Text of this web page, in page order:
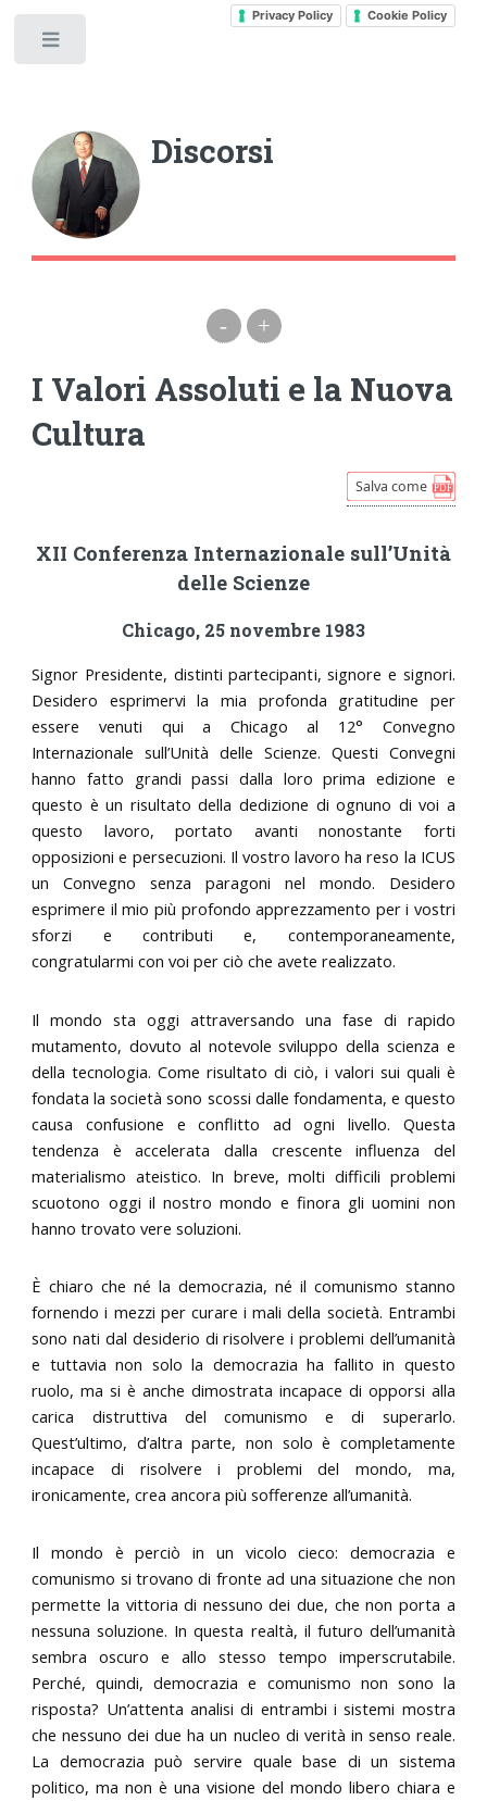
Privacy Policy Cookie Policy
Discorsi
- +
I Valori Assoluti e la Nuova
Cultura
XII Conferenza Internazionale sull’Unità
delle Scienze
Chicago, 25 novembre 1983
Signor Presidente, distinti partecipanti, signore e signori.
Desidero esprimervi la mia profonda gratitudine per
essere venuti qui a Chicago al 12° Convegno
Internazionale sull’Unità delle Scienze. Questi Convegni
hanno fatto grandi passi dalla loro prima edizione e
questo è un risultato della dedizione di ognuno di voi a
questo lavoro, portato avanti nonostante forti
opposizioni e persecuzioni. Il vostro lavoro ha reso la ICUS
un Convegno senza paragoni nel mondo. Desidero
esprimere il mio più profondo apprezzamento per i vostri
sforzi e contributi e, contemporaneamente,
congratularmi con voi per ciò che avete realizzato.
Il mondo sta oggi attraversando una fase di rapido
mutamento, dovuto al notevole sviluppo della scienza e
della tecnologia. Come risultato di ciò, i valori sui quali è
fondata la società sono scossi dalle fondamenta, e questo
causa confusione e conflitto ad ogni livello. Questa
tendenza è accelerata dalla crescente influenza del
materialismo ateistico. In breve, molti difficili problemi
scuotono oggi il nostro mondo e finora gli uomini non
hanno trovato vere soluzioni.
È chiaro che né la democrazia, né il comunismo stanno
fornendo i mezzi per curare i mali della società. Entrambi
sono nati dal desiderio di risolvere i problemi dell’umanità
e tuttavia non solo la democrazia ha fallito in questo
ruolo, ma si è anche dimostrata incapace di opporsi alla
carica distruttiva del comunismo e di superarlo.
Quest’ultimo, d’altra parte, non solo è completamente
incapace di risolvere i problemi del mondo, ma,
ironicamente, crea ancora più sofferenze all’umanità.
Il mondo è perciò in un vicolo cieco: democrazia e
comunismo si trovano di fronte ad una situazione che non
permette la vittoria di nessuno dei due, che non porta a
nessuna soluzione. In questa realtà, il futuro dell’umanità
sembra oscuro e allo stesso tempo imperscrutabile.
Perché, quindi, democrazia e comunismo non sono la
risposta? Un’attenta analisi di entrambi i sistemi mostra
che nessuno dei due ha un nucleo di verità in senso reale.
La democrazia può servire quale base di un sistema
politico, ma non è una visione del mondo libero chiara e